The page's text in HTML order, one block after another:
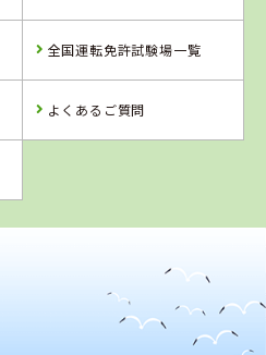
予 約
全国運転免許試験場一覧
よくあるご質問